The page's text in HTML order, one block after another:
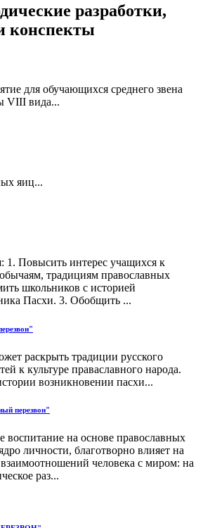
разработки,
конспекты
для обучающихся среднего звена
VIII вида...
яиц...
1. Повысить интерес учащихся к
традициям православных
школьников с историей
Пасхи. 3. Обобщить ...
раскрыть традиции русского
к культуре праваславного народа.
возникновении пасхи...
перезвон"
воспитание на основе православных
личности, благотворно влияет на
человека с миром: на
раз...